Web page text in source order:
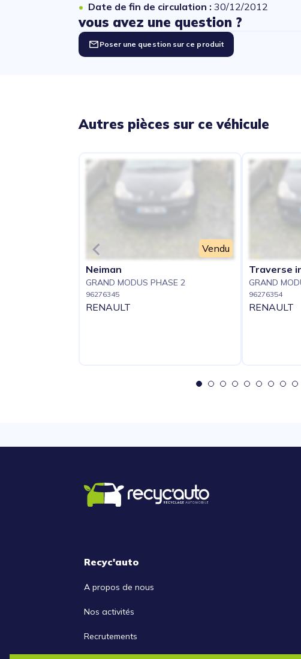
Date de fin de circulation : 30/12/2012
vous avez une question ?
Poser une question sur ce produit
Autres pièces sur ce véhicule
Vendu
Neiman
GRAND MODUS PHASE 2
96276345
RENAULT
Traverse
GRAND
96276354
RENAULT
Recyc'auto
A propos de nous
Nos activités
Recrutements